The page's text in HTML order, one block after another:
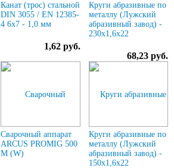
Канат (трос) стальной
DIN 3055 / EN 12385-
4 6x7 - 1,0 мм
1,62 руб.
Круги абразивные по
металлу (Лужский
абразивный завод) -
230х1,6х22
68,23 руб.
Сварочный аппарат
ARCUS PROMIG 500
M (W)
Круги абразивные по
металлу (Лужский
абразивный завод) -
150х1,6х22